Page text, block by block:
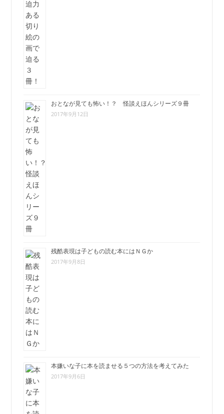
おとなが見ても怖い！？ 怪談えほんシリーズ９冊
2017年9月12日
残酷表現は子どもの読む本にはＮＧか
2017年9月8日
本嫌いな子に本を読ませる５つの方法を考えてみた
2017年9月6日